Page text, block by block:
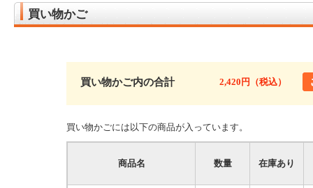
買い物かご
買い物かご内の合計 2,420円（税込）
買い物かごには以下の商品が入っています。
商品名 数量 在庫あり